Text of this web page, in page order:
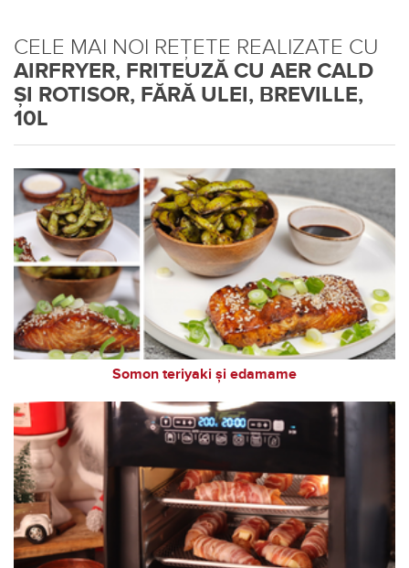
CELE MAI NOI REȚETE REALIZATE CU
AIRFRYER, FRITEUZĂ CU AER CALD
ȘI ROTISOR, FĂRĂ ULEI, BREVILLE,
10L
Somon teriyaki și edamame